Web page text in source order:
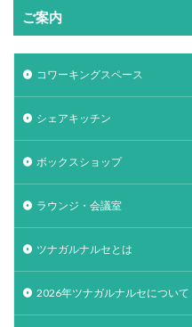
ご案内
コワーキングスペース
シェアキッチン
ボックスショップ
ラウンジ・会議室
ツナガルナルセとは
2026年ツナガルナルセについて